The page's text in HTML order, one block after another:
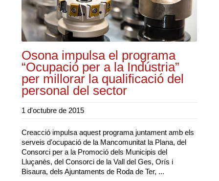
Osona impulsa el programa
“Ocupació per a la Indústria”
per millorar la qualificació del
personal del sector
1 d'octubre de 2015
Creacció impulsa aquest programa juntament amb els
serveis d'ocupació de la Mancomunitat la Plana, del
Consorci per a la Promoció dels Municipis del
Lluçanès, del Consorci de la Vall del Ges, Orís i
Bisaura, dels Ajuntaments de Roda de Ter, ...